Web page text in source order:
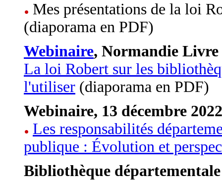
Mes présentations de la loi
(diaporama en PDF)
Webinaire, Normandie Livre
La loi Robert sur les
l'utiliser (diaporama en PDF)
Webinaire, 13 décembre 2022
Les responsabilités
publique : Évolution et
Bibliothèque